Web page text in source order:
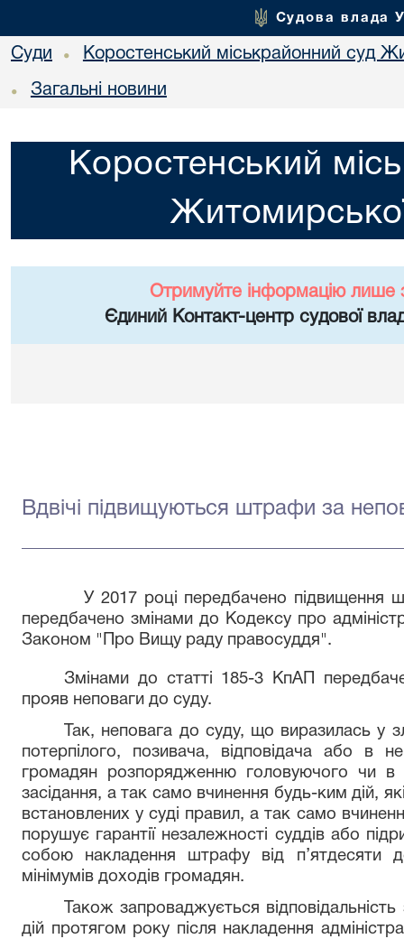
Судова влада
Суди • Коростенський міськрайонний суд
• Загальні новини
Коростенський
Отримуйте інформацію лише
Єдиний Контакт-центр судової
Вдвічі підвищуються штрафи за
У 2017 році передбачено підвищення
передбачено змінами до Кодексу про
Законом "Про Вищу раду правосуддя".
Змінами до статті 185-3 КпАП
прояв неповаги до суду.
Так, неповага до суду, що виразилась у
потерпілого, позивача, відповідача або в
громадян розпорядженню головуючого чи в
засідання, а так само вчинення будь-ким дій,
встановлених у суді правил, а так само
порушує гарантії незалежності суддів або
собою накладення штрафу від п’ятдесяти
мінімумів доходів громадян.
Також запроваджується
дій протягом року після накладення